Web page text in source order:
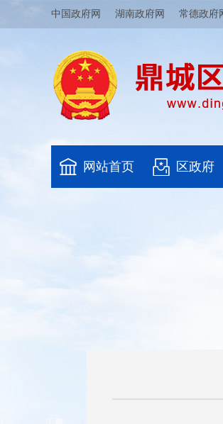
中国政府网 湖南政府网 常德政府
网站首页 区政府